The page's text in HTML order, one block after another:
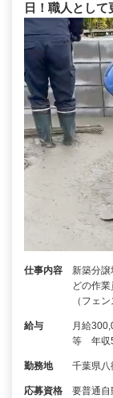
日！職人とし
仕事内容
新築分譲
どの作
（フェ
給与
月給
等 年収
勤務地 千葉県
応募資格 要普通